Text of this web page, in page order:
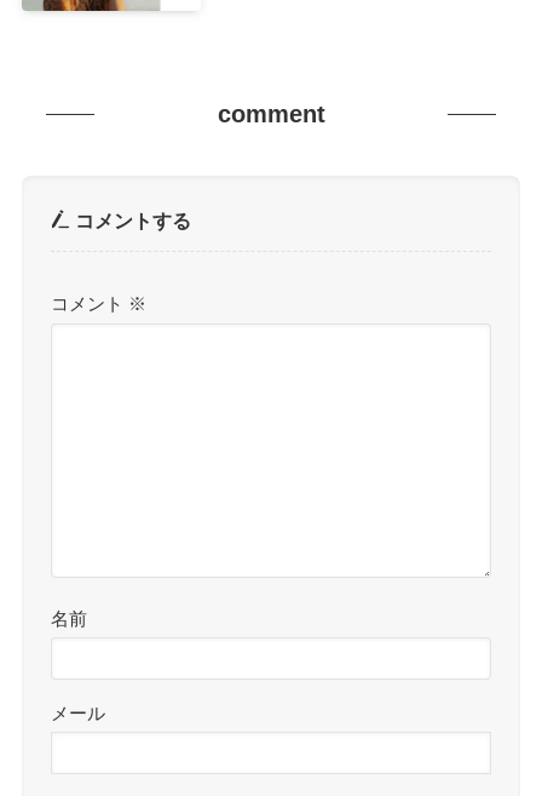
comment
コメントする
コメント ※
名前
メール